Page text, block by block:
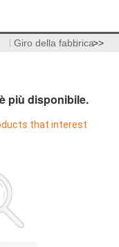
Giro della fabbrica>>
più disponibile.
that interest